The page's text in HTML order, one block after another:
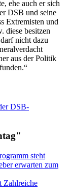
ehe auch er sich
DSB und seine
Extremisten und
diese besitzen
nicht dazu
aus der Politik
DSB-
steht
erwarten zum
Zahlreiche